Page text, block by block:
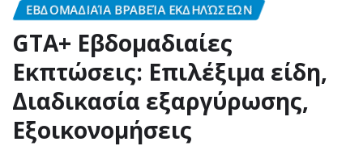
ΕΒΔΟΜΑΔΙΑΊΑ ΒΡΑΒΕΊΑ ΕΚΔΗΛΏΣΕΩΝ
GTA+ Εβδομαδιαίες
Εκπτώσεις: Επιλέξιμα είδη,
Διαδικασία εξαργύρωσης,
Εξοικονομήσεις